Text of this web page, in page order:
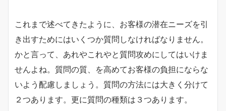
これまで述べてきたように、お客様の潜在ニーズを引
き出すためにはいくつか質問しなければなりません。
かと言って、あれやこれやと質問攻めにしてはいけま
せんよね。質問の質、を高めてお客様の負担にならな
いよう配慮しましょう。質問の方法には大きく分けて
２つあります。更に質問の種類は３つあります。